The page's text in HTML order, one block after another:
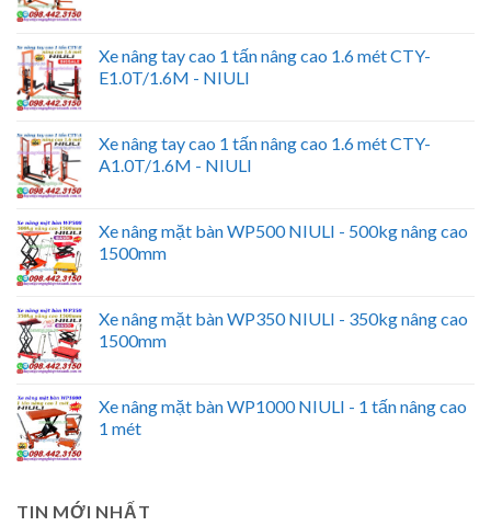
Xe nâng tay cao 1 tấn nâng cao 1.6 mét CTY-
E1.0T/1.6M - NIULI
Xe nâng tay cao 1 tấn nâng cao 1.6 mét CTY-
A1.0T/1.6M - NIULI
Xe nâng mặt bàn WP500 NIULI - 500kg nâng cao
1500mm
Xe nâng mặt bàn WP350 NIULI - 350kg nâng cao
1500mm
Xe nâng mặt bàn WP1000 NIULI - 1 tấn nâng cao
1 mét
TIN MỚI NHẤT